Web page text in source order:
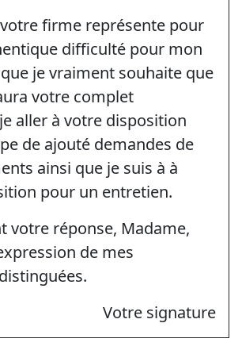
firme représente pour
difficulté pour mon
je vraiment souhaite que
votre complet
aller à votre disposition
de ajouté demandes de
ainsi que je suis à à
pour un entretien.
votre réponse, Madame,
de mes
Votre signature